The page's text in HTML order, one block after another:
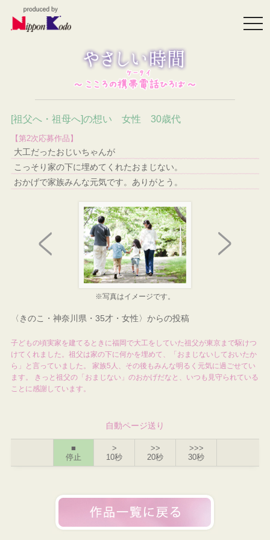
[祖父へ・祖母へ]の想い 女性 30歳代
【第2次応募作品】
大工だったおじいちゃんが
こっそり家の下に埋めてくれたおまじない。
おかげで家族みんな元気です。ありがとう。
※写真はイメージです。
〈きのこ・神奈川県・35才・女性〉からの投稿
子どもの頃実家を建てるときに福岡で大工をしていた祖父が東京まで駆けつ
けてくれました。祖父は家の下に何かを埋めて、「おまじないしておいたか
ら」と言っていました。 家族5人、その後もみんな明るく元気に過ごせてい
ます。 きっと祖父の「おまじない」のおかげだなと、いつも見守られている
ことに感謝しています。
自動ページ送り
■
停止
>
10秒
>>
20秒
>>>
30秒